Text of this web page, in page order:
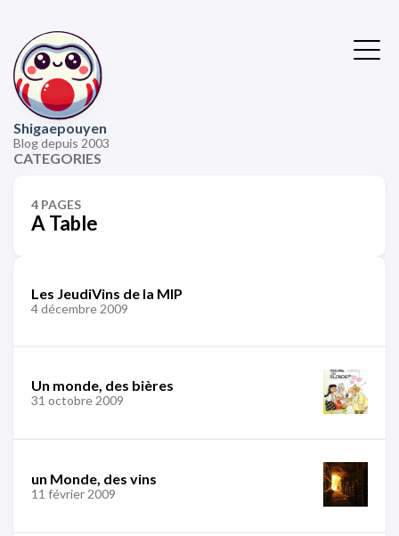
Shigaepouyen
Blog depuis 2003
CATEGORIES
4 PAGES
A Table
Les JeudiVins de la MIP
4 décembre 2009
Un monde, des bières
31 octobre 2009
un Monde, des vins
11 février 2009